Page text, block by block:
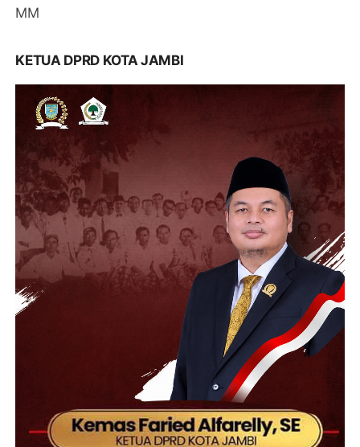
MM
KETUA DPRD KOTA JAMBI